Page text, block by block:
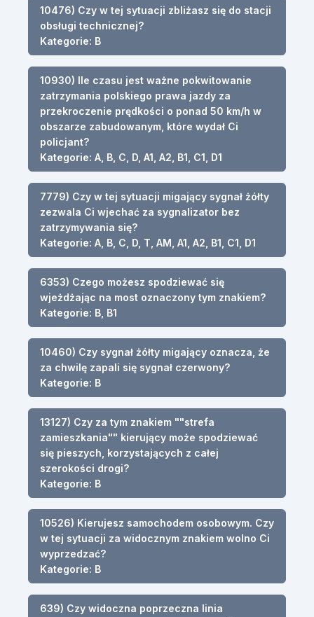
10476) Czy w tej sytuacji zbliżasz się do stacji
obsługi technicznej?
Kategorie: B
10930) Ile czasu jest ważne pokwitowanie
zatrzymania polskiego prawa jazdy za
przekroczenie prędkości o ponad 50 km/h w
obszarze zabudowanym, które wydał Ci
policjant?
Kategorie: A, B, C, D, A1, A2, B1, C1, D1
7779) Czy w tej sytuacji migający sygnał żółty
zezwala Ci wjechać za sygnalizator bez
zatrzymywania się?
Kategorie: A, B, C, D, T, AM, A1, A2, B1, C1, D1
6353) Czego możesz spodziewać się
wjeżdżając na most oznaczony tym znakiem?
Kategorie: B, B1
10460) Czy sygnał żółty migający oznacza, że
za chwilę zapali się sygnał czerwony?
Kategorie: B
13127) Czy za tym znakiem ""strefa
zamieszkania"" kierujący może spodziewać
się pieszych, korzystających z całej
szerokości drogi?
Kategorie: B
10526) Kierujesz samochodem osobowym. Czy
w tej sytuacji za widocznym znakiem wolno Ci
wyprzedzać?
Kategorie: B
639) Czy widoczna poprzeczna linia